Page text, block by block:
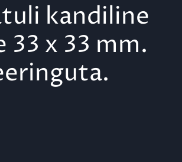
kandiline
33 x 33 mm.